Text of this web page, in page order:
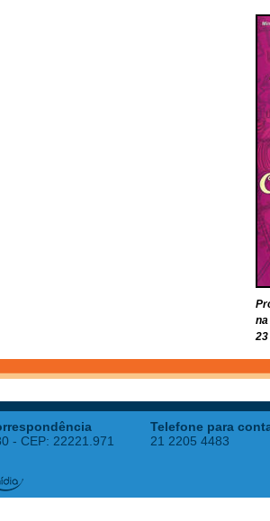
23
- CEP: 22221.971
Telefone para
21 2205 4483